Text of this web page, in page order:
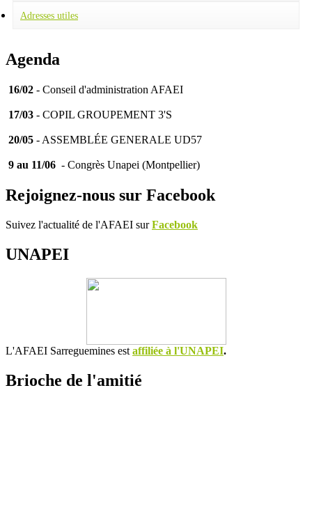
Adresses utiles
Agenda
16/02 - Conseil d'administration AFAEI
17/03 - COPIL GROUPEMENT 3'S
20/05 - ASSEMBLÉE GENERALE UD57
9 au 11/06 - Congrès Unapei (Montpellier)
Rejoignez-nous sur Facebook
Suivez l'actualité de l'AFAEI surFacebook
UNAPEI
L'AFAEI Sarreguemines est affiliée à l'UNAPEI.
Brioche de l'amitié